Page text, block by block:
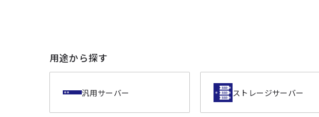
用途から探す
汎用サーバー ストレージサーバー